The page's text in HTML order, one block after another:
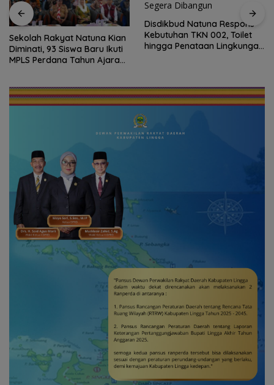
Sekolah Rakyat Natuna Kian
Diminati, 93 Siswa Baru Ikuti
MPLS Perdana Tahun Ajaran
Disdikbud Natuna Respons
Kebutuhan TKN 002, Toilet
hingga Penataan Lingkungan